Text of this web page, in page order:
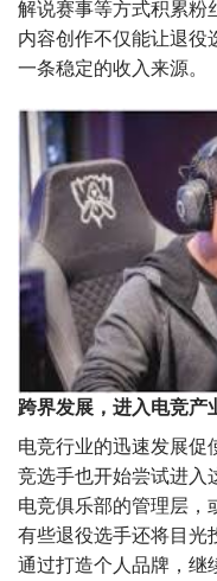
解说赛事等方式积累粉
内容创作不仅能让退役
一条稳定的收入来源。
跨界发展，进入电竞产
电竞行业的迅速发展促
竞选手也开始尝试进入
电竞俱乐部的管理层，
有些退役选手还将目光
通过打造个人品牌，继